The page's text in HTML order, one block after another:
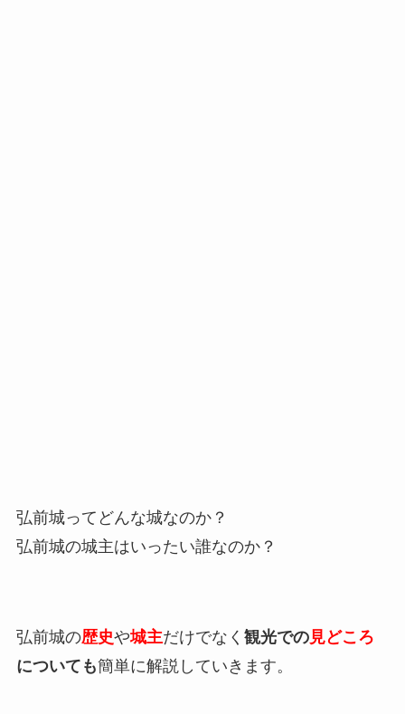
弘前城ってどんな城なのか？
弘前城の城主はいったい誰なのか？
弘前城の歴史や城主だけでなく 観光での見どころ
についても簡単に解説していきます。